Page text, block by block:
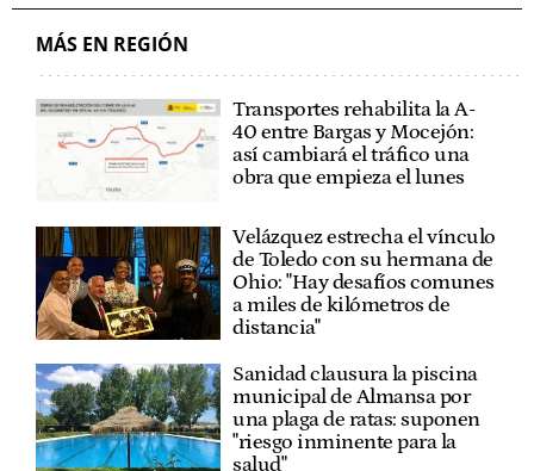
MÁS EN REGIÓN
Transportes rehabilita la A-
40 entre Bargas y Mocejón:
así cambiará el tráfico una
obra que empieza el lunes
Velázquez estrecha el vínculo
de Toledo con su hermana de
Ohio: "Hay desafíos comunes
a miles de kilómetros de
distancia"
Sanidad clausura la piscina
municipal de Almansa por
una plaga de ratas: suponen
"riesgo inminente para la
salud"